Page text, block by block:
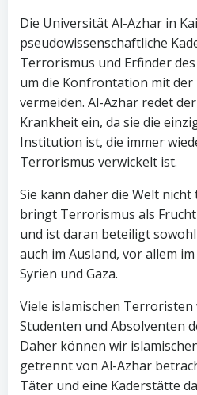
Die Universität Al-Azhar in
pseudowissenschaftliche
Terrorismus und Erfinder
um die Konfrontation mit der
vermeiden. Al-Azhar redet
Krankheit ein, da sie die
Institution ist, die immer
Terrorismus verwickelt ist.
Sie kann daher die Welt nicht
bringt Terrorismus als
und ist daran beteiligt
auch im Ausland, vor allem
Syrien und Gaza.
Viele islamischen
Studenten und Absolventen
Daher können wir
getrennt von Al-Azhar
Täter und eine Kaderstätte